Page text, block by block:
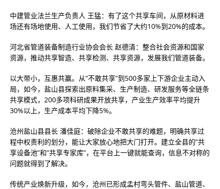
中建管业法兰生产负责人 王猛：有了这个共享车间，从原材料进
场还有场地使用、人工使用，我们节省了大约10%到20%的成本。
河北省管道装备制造行业协会会长 赵德清：整合社会资源和国家
资源，推动共享智造、共享检测、共享资源，发展我们管道装备。
以大带小，互惠共赢。从”不敢共享”到500多家上下游企业主动入
局，如今，盐山县探索出原料集采、生产制造、研发服务等全链条
共享模式，200多项科研成果开放共享，产业生产效率平均提升
30%以上，生产成本平均下降5%。
沧州盐山县县长 潘佳庭：破除企业不敢共享的难题，明确共享过
程中权责利的划分，能让大家放心地把大门打开。建立全县的”共
享设备池”和”共享专家库”，在平台上一键就能查询，信息不对称的
问题就得到了解决。
传统产业焕新升级，如今，沧州已形成孟村弯头管件、盐山管道、